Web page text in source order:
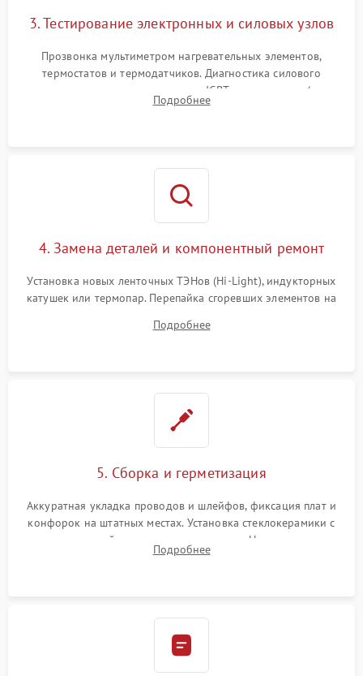
3. Тестирование электронных и силовых узлов
Прозвонка мультиметром нагревательных элементов,
термостатов и термодатчиков. Диагностика силового
модуля, реле, диодных мостов и IGBT-транзисторов (для
индукции). Проверка кранов и газ-контроля (для газовых
Подробнее
4. Замена деталей и компонентный ремонт
Установка новых ленточных ТЭНов (Hi-Light), индукторных
катушек или термопар. Перепайка сгоревших элементов на
дорожек. Очистка контактов и замена поврежденной
Подробнее
5. Сборка и герметизация
Аккуратная укладка проводов и шлейфов, фиксация плат и
конфорок на штатных местах. Установка стеклокерамики с
проверкой равномерности зазоров. Нанесение
термостойкого герметика или укладка уплотнительной
Подробнее